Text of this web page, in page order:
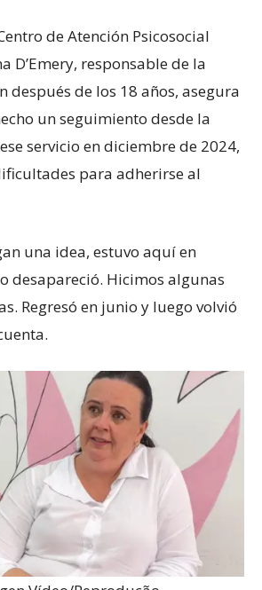
de Atención Psicosocial
D’Emery, responsable de la
después de los 18 años, asegura
un seguimiento desde la
servicio en diciembre de 2024,
para adherirse al
una idea, estuvo aquí en
desapareció. Hicimos algunas
Regresó en junio y luego volvió